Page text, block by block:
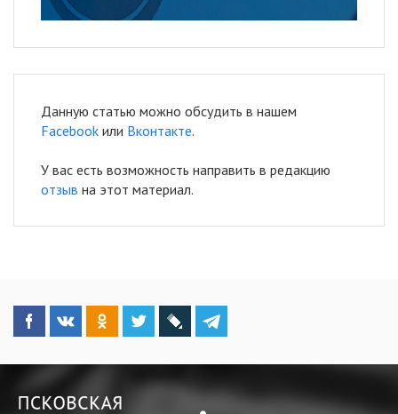
Данную статью можно обсудить в нашем
Facebook или Вконтакте.
У вас есть возможность направить в редакцию
отзыв на этот материал.